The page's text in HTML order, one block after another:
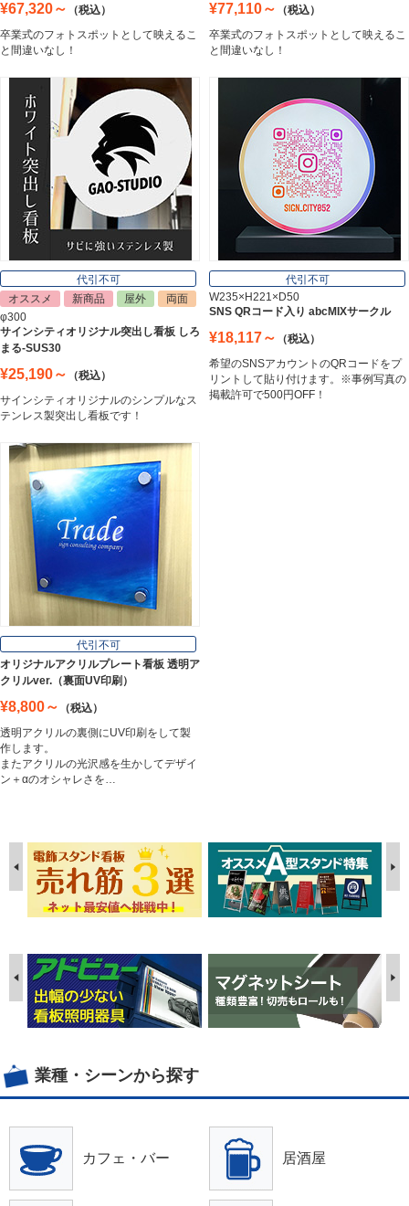
エッチングプレート
郵便ポスト
Post
Nameplate
¥67,320～
（税込）
卒業式のフォトスポットとして映えるこ
と間違いなし！
¥77,110～
（税込）
卒業式のフォトスポットとして映えるこ
と間違いなし！
代引不可
オススメ
新商品 屋外
両面
φ300
サインシティオリジナル突出し看板 しろ
まる-SUS30
¥25,190～
（税込）
サインシティオリジナルのシンプルなス
テンレス製突出し看板です！
代引不可
W235×H221×D50
SNS QRコード入り abcMIXサークル
¥18,117～
（税込）
希望のSNSアカウントのQRコードをプ
リントして貼り付けます。※事例写真の
掲載許可で500円OFF！
代引不可
オリジナルアクリルプレート看板 透明ア
クリルver.（裏面UV印刷）
¥8,800～
（税込）
透明アクリルの裏側にUV印刷をして製
作します。
またアクリルの光沢感を生かしてデザイ
ン＋αのオシャレさを…
業種・シーンから探す
カフェ・バー 居酒屋